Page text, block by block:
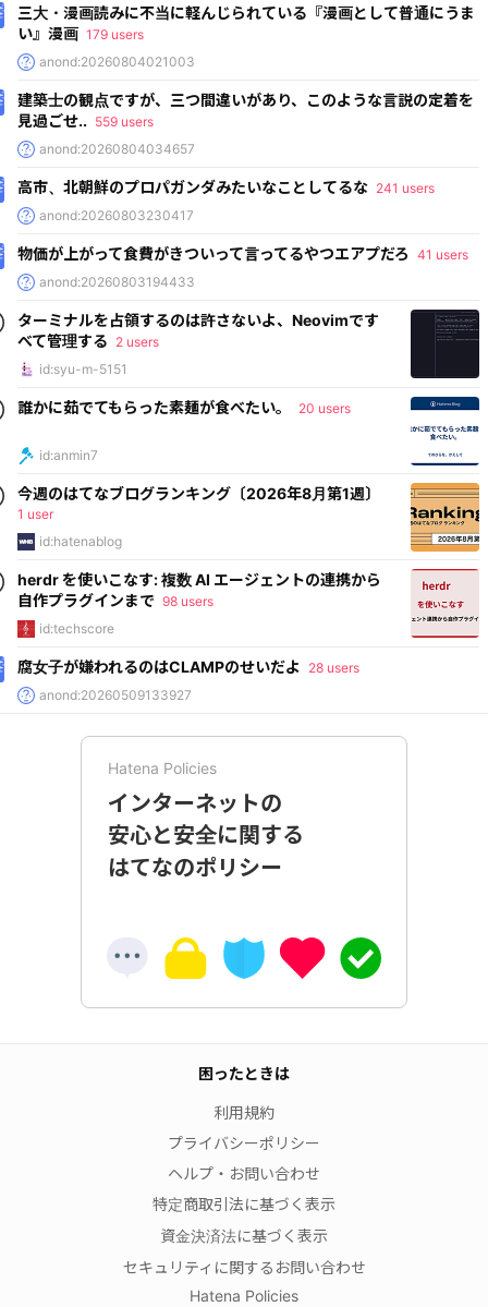
三大・漫画読みに不当に軽んじられている『漫画として普通にうま
い』漫画 179 users
anond:20260804021003
建築士の観点ですが、三つ間違いがあり、このような言説の定着を
見過ごせ.. 559 users
anond:20260804034657
高市、北朝鮮のプロパガンダみたいなことしてるな 241 users
anond:20260803230417
物価が上がって食費がきついって言ってるやつエアプだろ 41 users
anond:20260803194433
ターミナルを占領するのは許さないよ、Neovimです
べて管理する 2 users
id:syu-m-5151
誰かに茹でてもらった素麺が食べたい。 20 users
id:anmin7
今週のはてなブログランキング〔2026年8月第1週〕
1 user
id:hatenablog
herdr を使いこなす: 複数 AI エージェントの連携から
自作プラグインまで 98 users
id:techscore
腐女子が嫌われるのはCLAMPのせいだよ 28 users
anond:20260509133927
Hatena Policies
インターネットの
安心と安全に関する
はてなのポリシー
困ったときは
利用規約
プライバシーポリシー
ヘルプ・お問い合わせ
特定商取引法に基づく表示
資金決済法に基づく表示
セキュリティに関するお問い合わせ
Hatena Policies